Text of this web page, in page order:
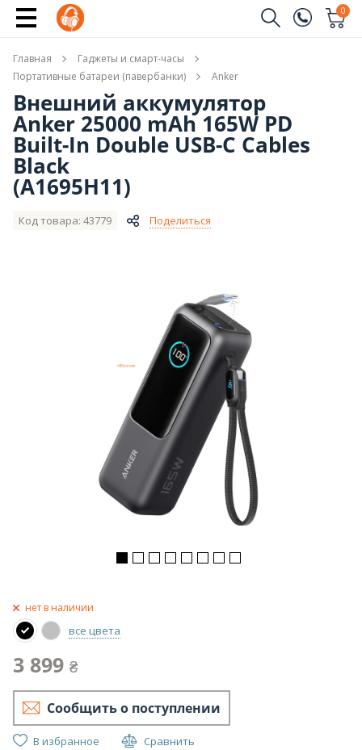
(096)
(044)
0
Имя
Телефон
Главная
Гаджеты и смарт-часы
Портативные батареи (павербанки)
Anker
Внешний аккумулятор
Anker 25000 mAh 165W PD
Built-In Double USB-C Cables
Black
(A1695H11)
Код товара: 43779 Поделиться
нет в наличии
все цвета
3 899 ₴
Сообщить о поступлении
В избранное Сравнить
Сообщить о поступлении